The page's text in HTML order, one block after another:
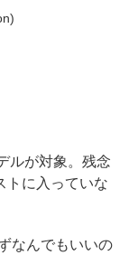
ルが対象。残念
トに入っていな
なんでもいいの